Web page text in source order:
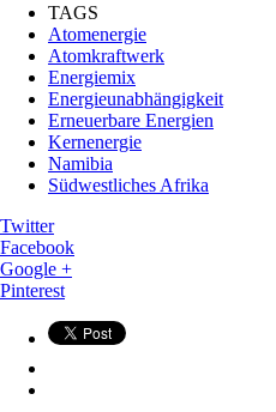
TAGS
Atomenergie
Atomkraftwerk
Energiemix
Energieunabhängigkeit
Erneuerbare Energien
Kernenergie
Namibia
Südwestliches Afrika
Twitter
Facebook
Google +
Pinterest